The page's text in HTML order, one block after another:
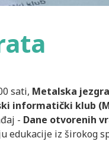
sati, Metalska
informatički klub
- Dane otvorenih
edukacije iz širokog